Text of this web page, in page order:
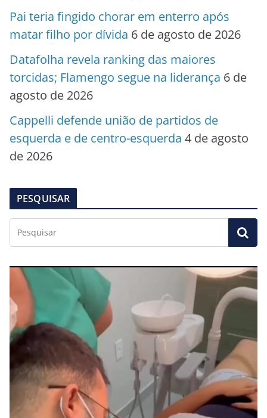
Pai teria fingido chorar em enterro após
matar filho por dívida 6 de agosto de 2026
Datafolha revela ranking das maiores
torcidas; Flamengo segue na liderança 6 de
agosto de 2026
Cappelli defende união de partidos de
esquerda e de centro-esquerda 4 de agosto
de 2026
PESQUISAR